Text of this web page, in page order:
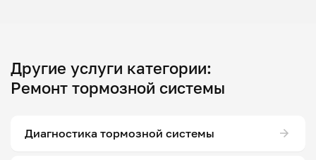
Другие услуги категории:
Ремонт тормозной системы
Диагностика тормозной системы